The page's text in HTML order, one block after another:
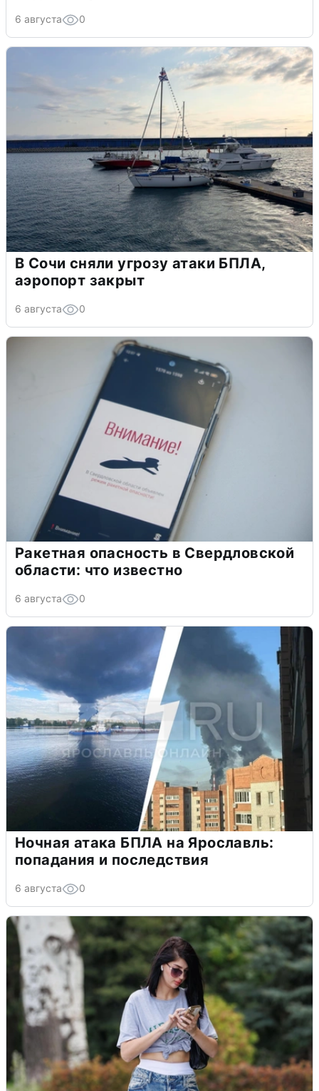
6 августа 0
В Сочи сняли угрозу атаки БПЛА,
аэропорт закрыт
6 августа 0
Ракетная опасность в Свердловской
области: что известно
6 августа 0
Ночная атака БПЛА на Ярославль:
попадания и последствия
6 августа 0